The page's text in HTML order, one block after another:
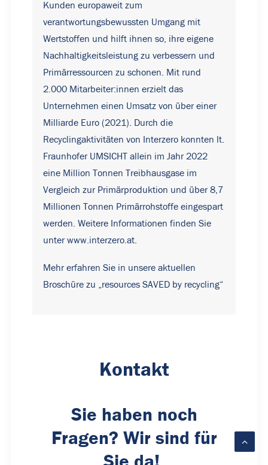
Kunden europaweit zum
verantwortungsbewussten Umgang mit
Wertstoffen und hilft ihnen so, ihre eigene
Nachhaltigkeitsleistung zu verbessern und
Primärressourcen zu schonen. Mit rund
2.000 Mitarbeiter:innen erzielt das
Unternehmen einen Umsatz von über einer
Milliarde Euro (2021). Durch die
Recyclingaktivitäten von Interzero konnten lt.
Fraunhofer UMSICHT allein im Jahr 2022
eine Million Tonnen Treibhausgase im
Vergleich zur Primärproduktion und über 8,7
Millionen Tonnen Primärrohstoffe eingespart
werden. Weitere Informationen finden Sie
unterwww.interzero.at.
Mehr erfahren Sie in unsere aktuellen
Broschüre zu „resources SAVED by recycling“
Kontakt
Sie haben noch
Fragen? Wir sind für